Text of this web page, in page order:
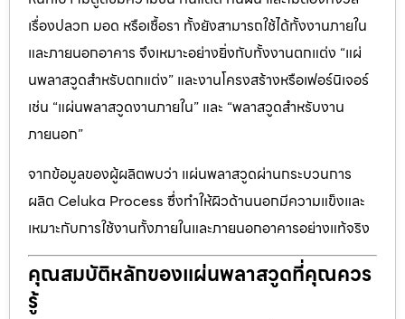
เรื่องปลวก มอด หรือเชื้อรา ทั้งยังสามารถใช้ได้ทั้งงานภายใน
และภายนอกอาคาร จึงเหมาะอย่างยิ่งกับทั้งงานตกแต่ง “แผ่
นพลาสวูดสำหรับตกแต่ง” และงานโครงสร้างหรือเฟอร์นิเจอร์
เช่น “แผ่นพลาสวูดงานภายใน” และ “พลาสวูดสำหรับงาน
ภายนอก”
จากข้อมูลของผู้ผลิตพบว่า แผ่นพลาสวูดผ่านกระบวนการ
ผลิต Celuka Process ซึ่งทำให้ผิวด้านนอกมีความแข็งและ
เหมาะกับการใช้งานทั้งภายในและภายนอกอาคารอย่างแท้จริง
คุณสมบัติหลักของแผ่นพลาสวูดที่คุณควร
รู้